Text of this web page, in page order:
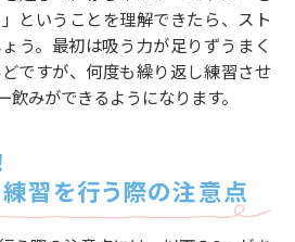
ということを理解できたら、スト
う。最初は吸う力が足りずうまく
ですが、何度も繰り返し練習させ
飲みができるようになります。
習を行う際の注意点